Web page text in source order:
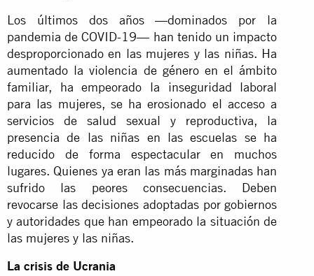
Los últimos dos años —dominados por la
pandemia de COVID-19— han tenido un impacto
desproporcionado en las mujeres y las niñas. Ha
aumentado la violencia de género en el ámbito
familiar, ha empeorado la inseguridad laboral
para las mujeres, se ha erosionado el acceso a
servicios de salud sexual y reproductiva, la
presencia de las niñas en las escuelas se ha
reducido de forma espectacular en muchos
lugares. Quienes ya eran las más marginadas han
sufrido las peores consecuencias. Deben
revocarse las decisiones adoptadas por gobiernos
y autoridades que han empeorado la situación de
las mujeres y las niñas.
La crisis de Ucrania